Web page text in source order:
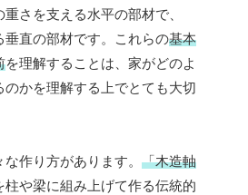
さを支える水平の部材で、
垂直の部材です。これらの基本
を理解することは、家がどのよ
のかを理解する上でとても大切
作り方があります。 「木造軸
柱や梁に組み上げて作る伝統的